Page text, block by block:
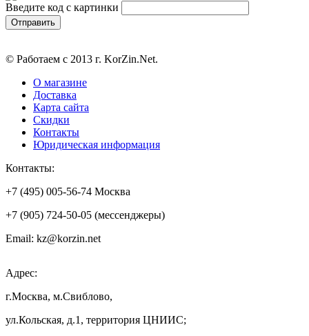
Введите код с картинки
© Работаем с 2013 г. KorZin.Net.
О магазине
Доставка
Карта сайта
Скидки
Контакты
Юридическая информация
Контакты:
+7 (495) 005-56-74 Москва
+7 (905) 724-50-05 (мессенджеры)
Email: kz@korzin.net
Адрес:
г.Москва, м.Свиблово,
ул.Кольская, д.1, территория ЦНИИС;